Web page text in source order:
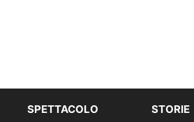
SPETTACOLO STORIE